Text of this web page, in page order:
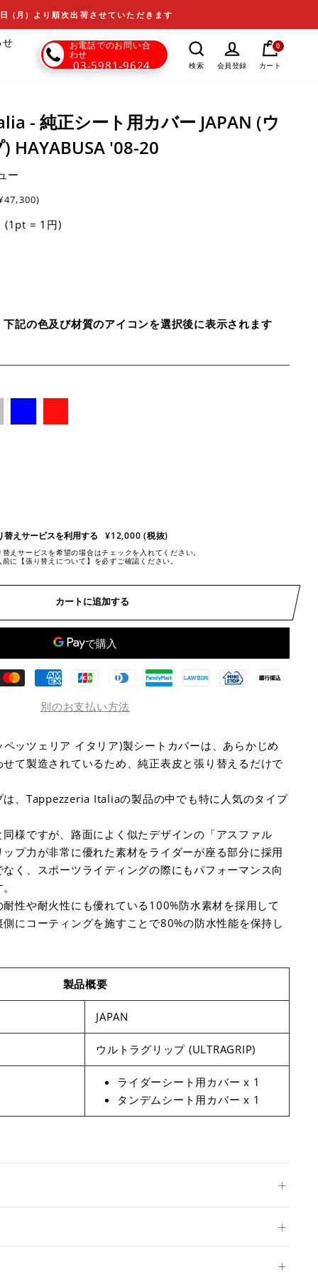
(月) より順次出荷させていただきます
お電話でのお問い合
わせ
03-5981-9624 検索 会員登録 カート
0
- 純正シート用カバー JAPAN (ウ
HAYABUSA '08-20
ー
(1pt = 1円)
記の色及び材質のアイコンを選択後に表示されます
替えサービスを利用する ¥12,000 (税抜)
替えサービスを希望の場合はチェックを入れてください。
前に【張り替えについて】を必ずご確認ください。
カートに追加する
別のお支払い方法
ッツェリア イタリア)製シートカバーは、あらかじめ
て製造されているため、純正表皮と張り替えるだけで
は、Tappezzeria Italiaの製品の中でも特に人気のタイプ
様ですが、路面によく似たデザインの「アスファル
ップ力が非常に優れた素材をライダーが座る部分に採用
く、スポーツライディングの際にもパフォーマンス向
性や耐火性にも優れている100%防水素材を採用して
にコーティングを施すことで80%の防水性能を保持し
製品概要
JAPAN
ウルトラグリップ (ULTRAGRIP)
ライダーシート用カバー x 1
タンデムシート用カバー x 1